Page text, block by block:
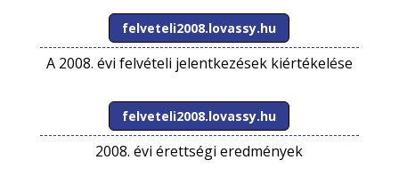
felveteli2008.lovassy.hu
A 2008. évi felvételi jelentkezések kiértékelése
felveteli2008.lovassy.hu
2008. évi érettségi eredmények